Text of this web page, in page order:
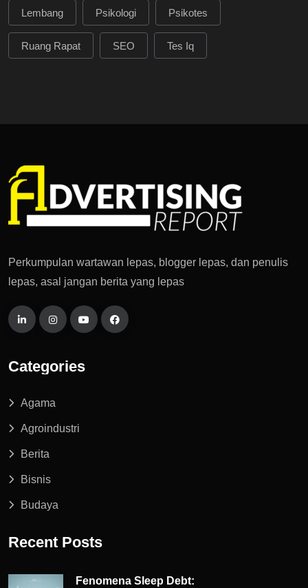
Lembang Psikologi Psikotes
Ruang Rapat SEO Tes Iq
Perkumpulan wartawan lepas, blogger lepas, dan penulis
lepas, asal jangan berita yang lepas
Categories
Agama
Agroindustri
Berita
Bisnis
Budaya
Recent Posts
Fenomena Sleep Debt: